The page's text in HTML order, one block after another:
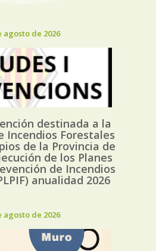
agosto de 2026
destinada a la
Incendios Forestales
de la Provincia de
de los Planes
de Incendios
anualidad 2026
agosto de 2026